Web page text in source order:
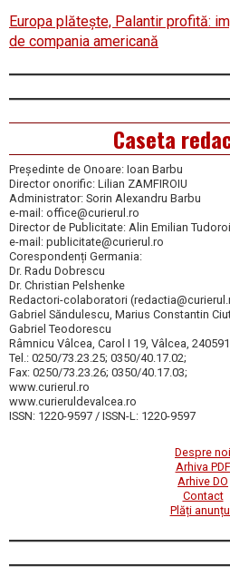
Europa plăteşte, Palantir profită:
de compania americană
Caseta
Președinte de Onoare: Ioan Barbu
Director onorific: Lilian ZAMFIROIU
Administrator: Sorin Alexandru Barbu
e-mail: office@curierul.ro
Director de Publicitate: Alin Emilian
e-mail: publicitate@curierul.ro
Corespondenți Germania:
Dr. Radu Dobrescu
Dr. Christian Pelshenke
Redactori-colaboratori
Gabriel Săndulescu, Marius Constantin
Gabriel Teodorescu
Râmnicu Vâlcea, Carol I 19, Vâlcea,
Tel.: 0250/73.23.25; 0350/40.17.02;
Fax: 0250/73.23.26; 0350/40.17.03;
www.curierul.ro
www.curieruldevalcea.ro
ISSN: 1220-9597 / ISSN-L: 1220-9597
Despre noi
Arhiva PDF
Arhive DO
Contact
Plăți